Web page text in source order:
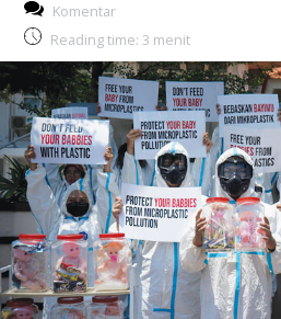
Komentar
Reading time: 3 menit